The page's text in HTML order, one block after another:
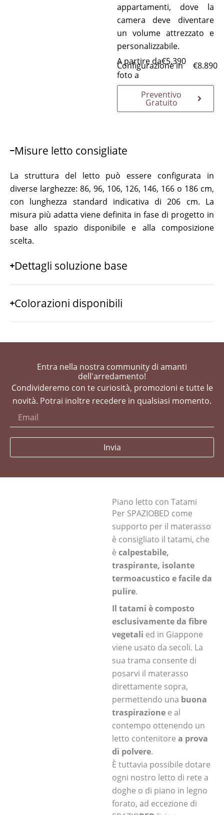
appartamenti, dove la
camera deve diventare
un volume attrezzato e
personalizzabile.
A partire da€5.390
Configurazione in
foto a
€8.890
Preventivo
Gratuito
Misure letto consigliate
La struttura del letto può essere configurata in
diverse larghezze: 86, 96, 106, 126, 146, 166 o 186 cm,
con lunghezza standard indicativa di 206 cm. La
misura più adatta viene definita in fase di progetto in
base allo spazio disponibile e alla composizione
scelta.
Dettagli soluzione base
Colorazioni disponibili
Entra nella nostra community di amanti
dell'arredamento!
Condivideremo con te curiosità, promozioni e tutte le
novità. Potrai inoltre recedere in qualsiasi momento.
Invia
Piano letto con Tatami
Per SPAZIOBED come
supporto per il materasso
è consigliato il tatami, che
è calpestabile,
traspirante, isolante
termoacustico e facile da
pulire.
Il tatami è composto
esclusivamente da fibre
vegetali ed in Giappone
viene usato da secoli. La
sua trama consente di
posarvi il materasso
direttamente sopra,
permettendo una buona
traspirazione e al
contempo ottenendo un
letto contenitore a prova
di polvere.
È tuttavia possibile dotare
ogni nostro letto di rete a
doghe o di piano in legno
forato, ad eccezione di